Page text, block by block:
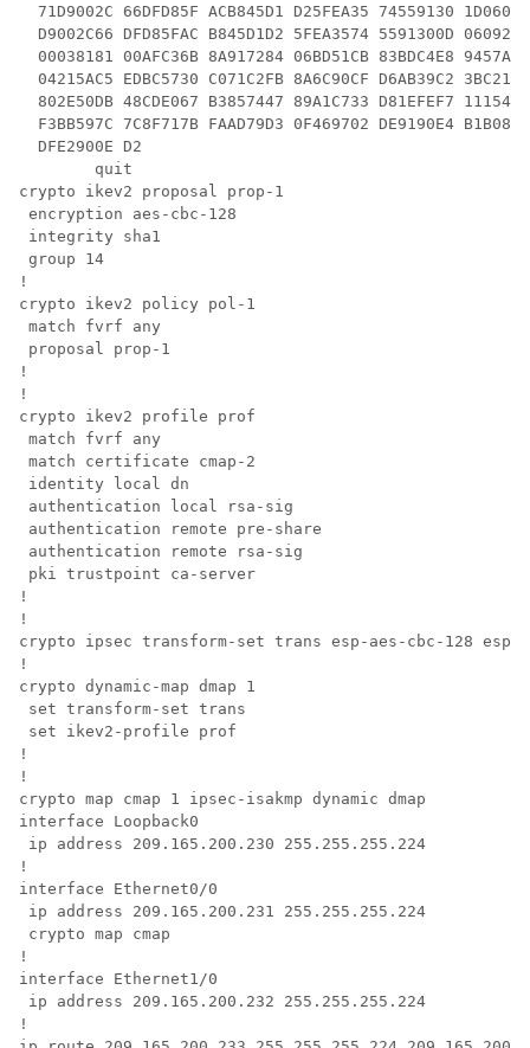
71D9002C 66DFD85F ACB845D1 D25FEA35 74559130
D9002C66 DFD85FAC B845D1D2 5FEA3574 5591300D
00038181 00AFC36B 8A917284 06BD51CB 83BDC4E8
04215AC5 EDBC5730 C071C2FB 8A6C90CF D6AB39C2
802E50DB 48CDE067 B3857447 89A1C733 D81EFEF7
F3BB597C 7C8F717B FAAD79D3 0F469702 DE9190E4
  DFE2900E D2
        quit
crypto ikev2 proposal prop-1
encryption aes-cbc-128
integrity sha1
group 14
!
crypto ikev2 policy pol-1
match fvrf any
proposal prop-1
!
!
crypto ikev2 profile prof
match fvrf any
match certificate cmap-2
identity local dn
authentication local rsa-sig
authentication remote pre-share
authentication remote rsa-sig
pki trustpoint ca-server
!
!
crypto ipsec transform-set trans esp-aes-cbc-128 esp-
!
crypto dynamic-map dmap 1
set transform-set trans
set ikev2-profile prof
!
!
crypto map cmap 1 ipsec-isakmp dynamic dmap
interface Loopback0
ip address 209.165.200.230 255.255.255.224
!
interface Ethernet0/0
ip address 209.165.200.231 255.255.255.224
crypto map cmap
!
interface Ethernet1/0
ip address 209.165.200.232 255.255.255.224
!